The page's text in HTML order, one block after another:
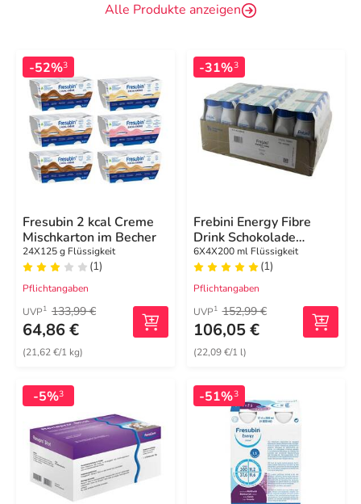
Alle Produkte anzeigen
-52%3
Fresubin 2 kcal Creme
Mischkarton im Becher
24X125 g Flüssigkeit
(1)
Pflichtangaben
UVP1 133,99 €
64,86 €
(21,62 €/1 kg)
-31%3
Frebini Energy Fibre
Drink Schokolade
Trinkflasche
6X4X200 ml Flüssigkeit
(1)
Pflichtangaben
UVP1 152,99 €
106,05 €
(22,09 €/1 l)
-5%3 -51%3